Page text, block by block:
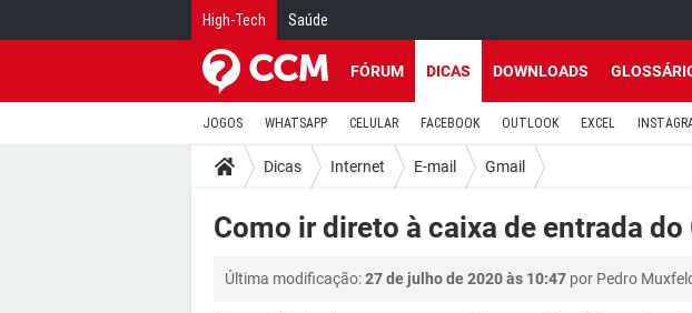
High-Tech Saúde
FÓRUM DICAS DOWNLOADS
JOGOS WHATSAPP CELULAR FACEBOOK OUTLOOK EXCEL
Dicas Internet E-mail Gmail
Como ir direto à caixa de entrada do
Última modificação:27 de julho de 2020 às 10:47 por Pedro